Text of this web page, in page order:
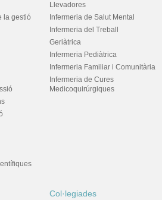
la gestió
Llevadores
Infermeria de Salut Mental
Infermeria del Treball
Geriàtrica
Infermeria Pediàtrica
Infermeria Familiar i Comunitària
Infermeria de Cures
Medicoquirúrgiques
Col·legiades